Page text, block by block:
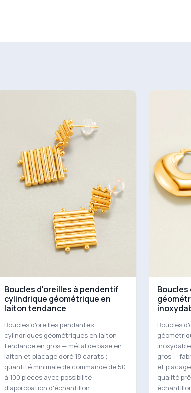
Boucles d'oreilles à pendentif
cylindrique géométrique en
laiton tendance
Boucles d'oreilles pendantes
cylindriques géométriques en laiton
tendance en gros — métal de base en
laiton et placage doré 18 carats ;
quantité minimale de commande de 50
à 100 pièces avec possibilité
d'approbation d'échantillon.
Boucles
gros —
et
qualité